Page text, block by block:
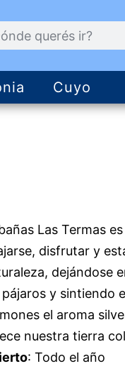
Cuyo
Las Termas
disfrutar y
dejándose
pájaros y sintiendo
el aroma
nuestra tierra
: Todo el año